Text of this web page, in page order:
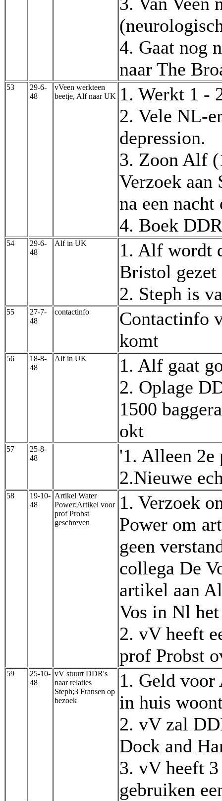
4. Gaat nog
naar The
53
29-6-
48
vVeen werkteen
beetje, Alf naar UK 1. Werkt 1 -
2. Vele NL-
depression.
3. Zoon Alf
Verzoek aan
na een
4. Boek
54
29-6-
48
Alf in UK
1. Alf wordt
Bristol gezet
2. Steph is
55
27-7-
48
contactinfo
Contactinfo
komt
56
18-8-
48
Alf in UK
1. Alf gaat
2. Oplage
1500
okt
57
25-8-
48
'1. Alleen 2e
2.Nieuwe
58
19-10-
48
Artikel Water
Power;Artikel voor
prof Probst
geschreven
1. Verzoek
Power om
geen
collega De
artikel aan
Vos in Nl
2. vV heeft
prof Probst
59
25-10-
48
vV stuurt DDR's
naar relaties
Steph;3 Fransen op
bezoek
1. Geld
in huis
2. vV zal
Dock and
3. vV heeft
gebruiken